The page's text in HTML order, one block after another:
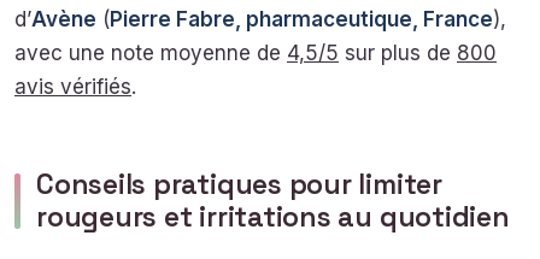
d’Avène ( Pierre Fabre, pharmaceutique, France),
avec une note moyenne de 4,5/5 sur plus de 800
avis vérifiés.
Conseils pratiques pour limiter
rougeurs et irritations au quotidien